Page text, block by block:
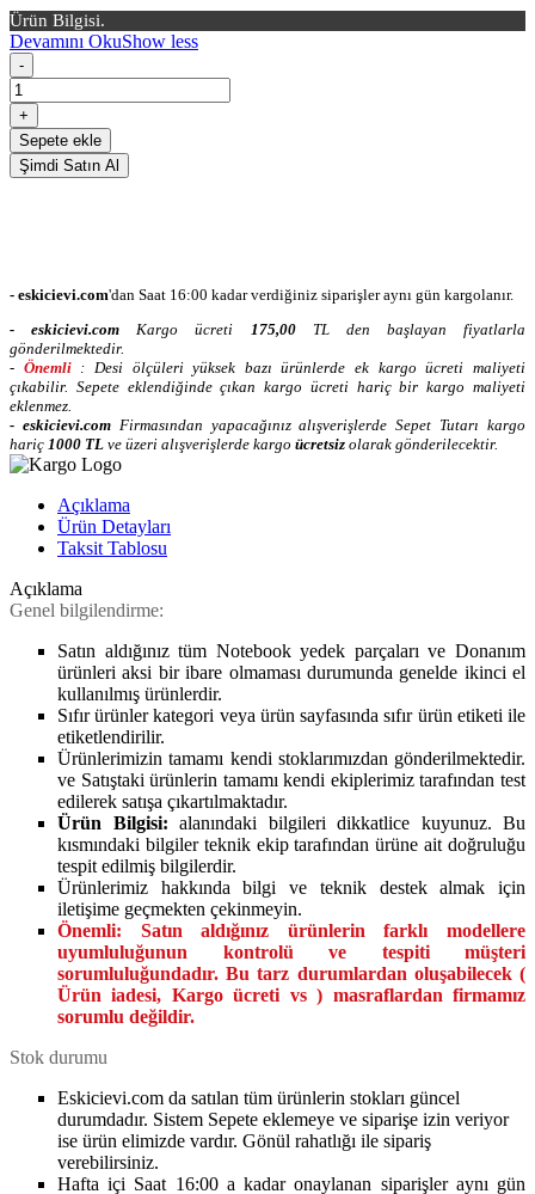
Ürün Bilgisi.
Devamını OkuShow less
-
+
Sepete ekle
Şimdi Satın Al
- eskicievi.com'dan Saat 16:00 kadar verdiğiniz siparişler aynı gün kargolanır.
-eskicievi.com Kargo ücreti 175,00 TLden başlayan fiyatlarla
gönderilmektedir.
- Önemli
: Desi ölçüleri yüksek bazı ürünlerde ek kargo ücreti maliyeti
çıkabilir. Sepete eklendiğinde çıkan kargo ücreti hariç bir kargo maliyeti
eklenmez.
- eskicievi.comFirmasından yapacağınız alışverişlerde Sepet Tutarı kargo
hariç 1000 TL ve üzeri alışverişlerde kargo ücretsiz olarak gönderilecektir.
Açıklama
Ürün Detayları
Taksit Tablosu
Açıklama
Genel bilgilendirme:
Satın aldığınız tüm Notebook yedek parçaları ve Donanım
ürünleri aksi bir ibare olmaması durumunda genelde ikinci el
kullanılmış ürünlerdir.
Sıfır ürünler kategori veya ürün sayfasında sıfır ürün etiketi ile
etiketlendirilir.
Ürünlerimizin tamamı kendi stoklarımızdan gönderilmektedir.
ve Satıştaki ürünlerin tamamı kendi ekiplerimiz tarafından test
edilerek satışa çıkartılmaktadır.
Ürün Bilgisi: alanındaki bilgileri dikkatlice kuyunuz. Bu
kısmındaki bilgiler teknik ekip tarafından ürüne ait doğruluğu
tespit edilmiş bilgilerdir.
Ürünlerimiz hakkında bilgi ve teknik destek almak için
iletişime geçmekten çekinmeyin.
Önemli:
Satın aldığınız ürünlerin farklı modellere
uyumluluğunun kontrolü ve tespiti müşteri
sorumluluğundadır. Bu tarz durumlardan oluşabilecek (
Ürün iadesi, Kargo ücreti vs ) masraflardan firmamız
sorumlu değildir.
Stok durumu
Eskicievi.com da satılan tüm ürünlerin stokları güncel
durumdadır. Sistem Sepete eklemeye ve siparişe izin veriyor
ise ürün elimizde vardır. Gönül rahatlığı ile sipariş
verebilirsiniz.
Hafta içi Saat 16:00 a kadar onaylanan siparişler aynı gün